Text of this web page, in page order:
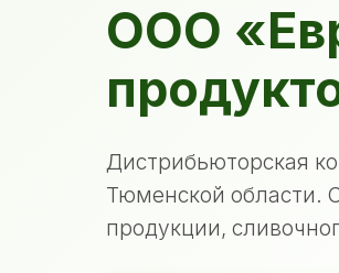
ООО
Дистрибьюторская
Тюменской области.
продукции,